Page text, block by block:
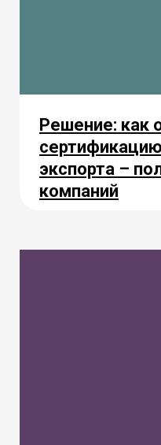
Решение: как
экспорта –
компаний